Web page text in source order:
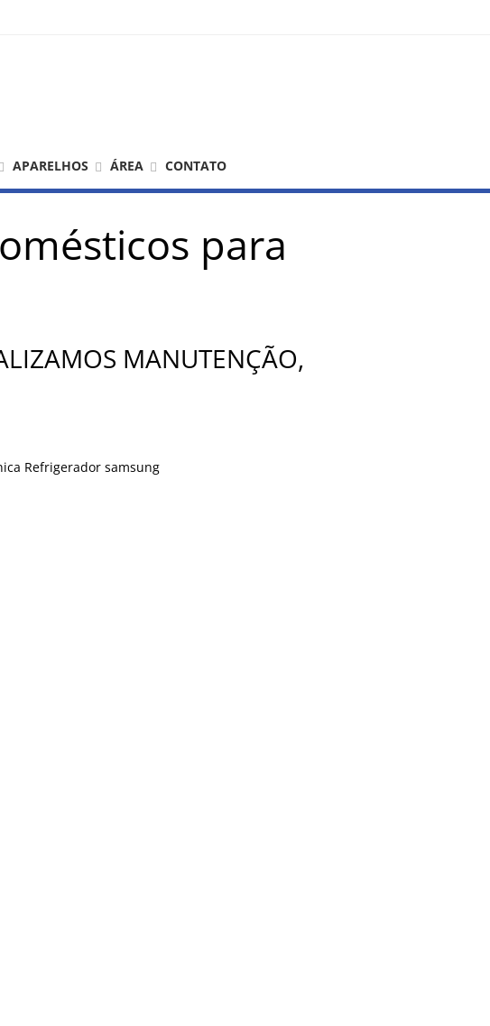
APARELHOS ÁREA CONTATO
para
MANUTENÇÃO,